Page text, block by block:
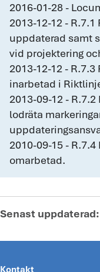
2016-01-28 -
2013-12-12 -
uppdaterad samt
vid projektering
2013-12-12 -
inarbetad i
2013-09-12 -
lodräta
2010-09-15 -
omarbetad.
Senast uppdaterad:
Kontakt